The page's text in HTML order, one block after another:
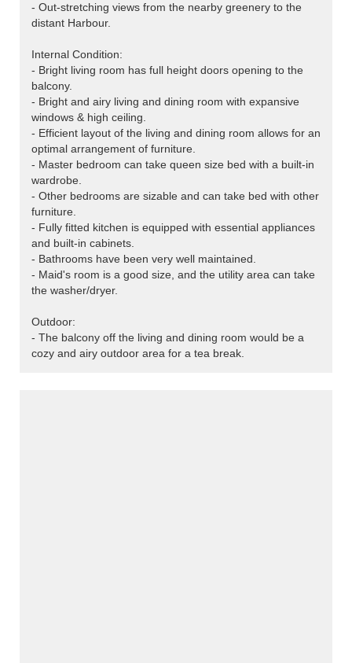
- Out-stretching views from the nearby greenery to the
distant Harbour.
Internal Condition:
- Bright living room has full height doors opening to the
balcony.
- Bright and airy living and dining room with expansive
windows & high ceiling.
- Efficient layout of the living and dining room allows for an
optimal arrangement of furniture.
- Master bedroom can take queen size bed with a built-in
wardrobe.
- Other bedrooms are sizable and can take bed with other
furniture.
- Fully fitted kitchen is equipped with essential appliances
and built-in cabinets.
- Bathrooms have been very well maintained.
- Maid's room is a good size, and the utility area can take
the washer/dryer.
Outdoor:
- The balcony off the living and dining room would be a
cozy and airy outdoor area for a tea break.